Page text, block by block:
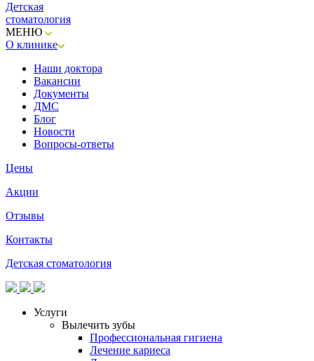
Детская
стоматология
МЕНЮ
О клинике
Наши доктора
Вакансии
Документы
ДМС
Блог
Новости
Вопросы-ответы
Цены
Акции
Отзывы
Контакты
Детская стоматология
Услуги
Вылечить зубы
Профессиональная гигиена
Лечение кариеса